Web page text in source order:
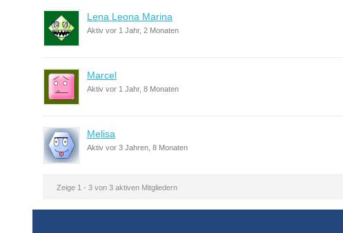
Lena Leona Marina
Aktiv vor 1 Jahr, 2 Monaten
Marcel
Aktiv vor 1 Jahr, 8 Monaten
Melisa
Aktiv vor 3 Jahren, 8 Monaten
Zeige 1 - 3 von 3 aktiven Mitgliedern